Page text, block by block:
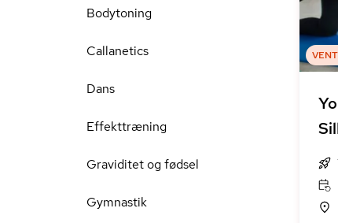
Bodytoning
Callanetics
Dans
Effekttræning
Graviditet og fødsel
Gymnastik